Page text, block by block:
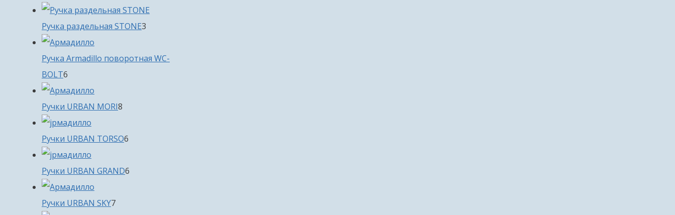
товара
Ручка раздельная STONE3
Ручка Armadillo поворотная WC-
BOLT6
товаров
Ручки URBAN MORI8
Ручки URBAN TORSO6
Ручки URBAN GRAND6
Ручки URBAN SKY77